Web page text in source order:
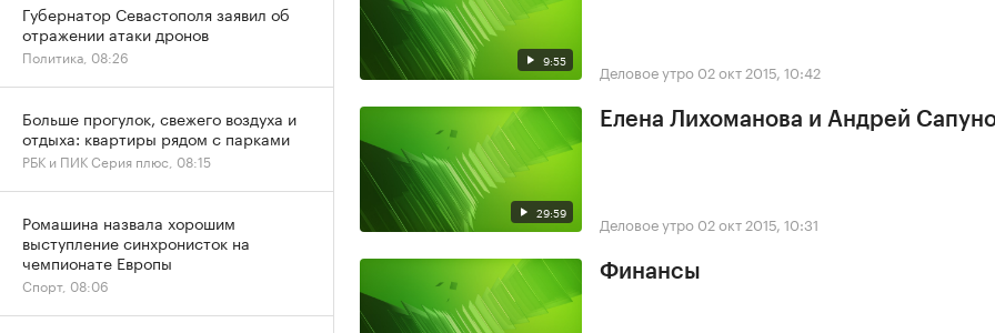
9:55 Деловое утро 02 окт 2015, 10:42
29:59
Елена Лихоманова и Андрей
Деловое утро 02 окт 2015, 10:31
Финансы
Губернатор Севастополя заявил об
отражении атаки дронов
Политика, 08:26
Больше прогулок, свежего воздуха и
отдыха: квартиры рядом с парками
РБК и ПИК Серия плюс, 08:15
Ромашина назвала хорошим
выступление синхронисток на
чемпионате Европы
Спорт, 08:06